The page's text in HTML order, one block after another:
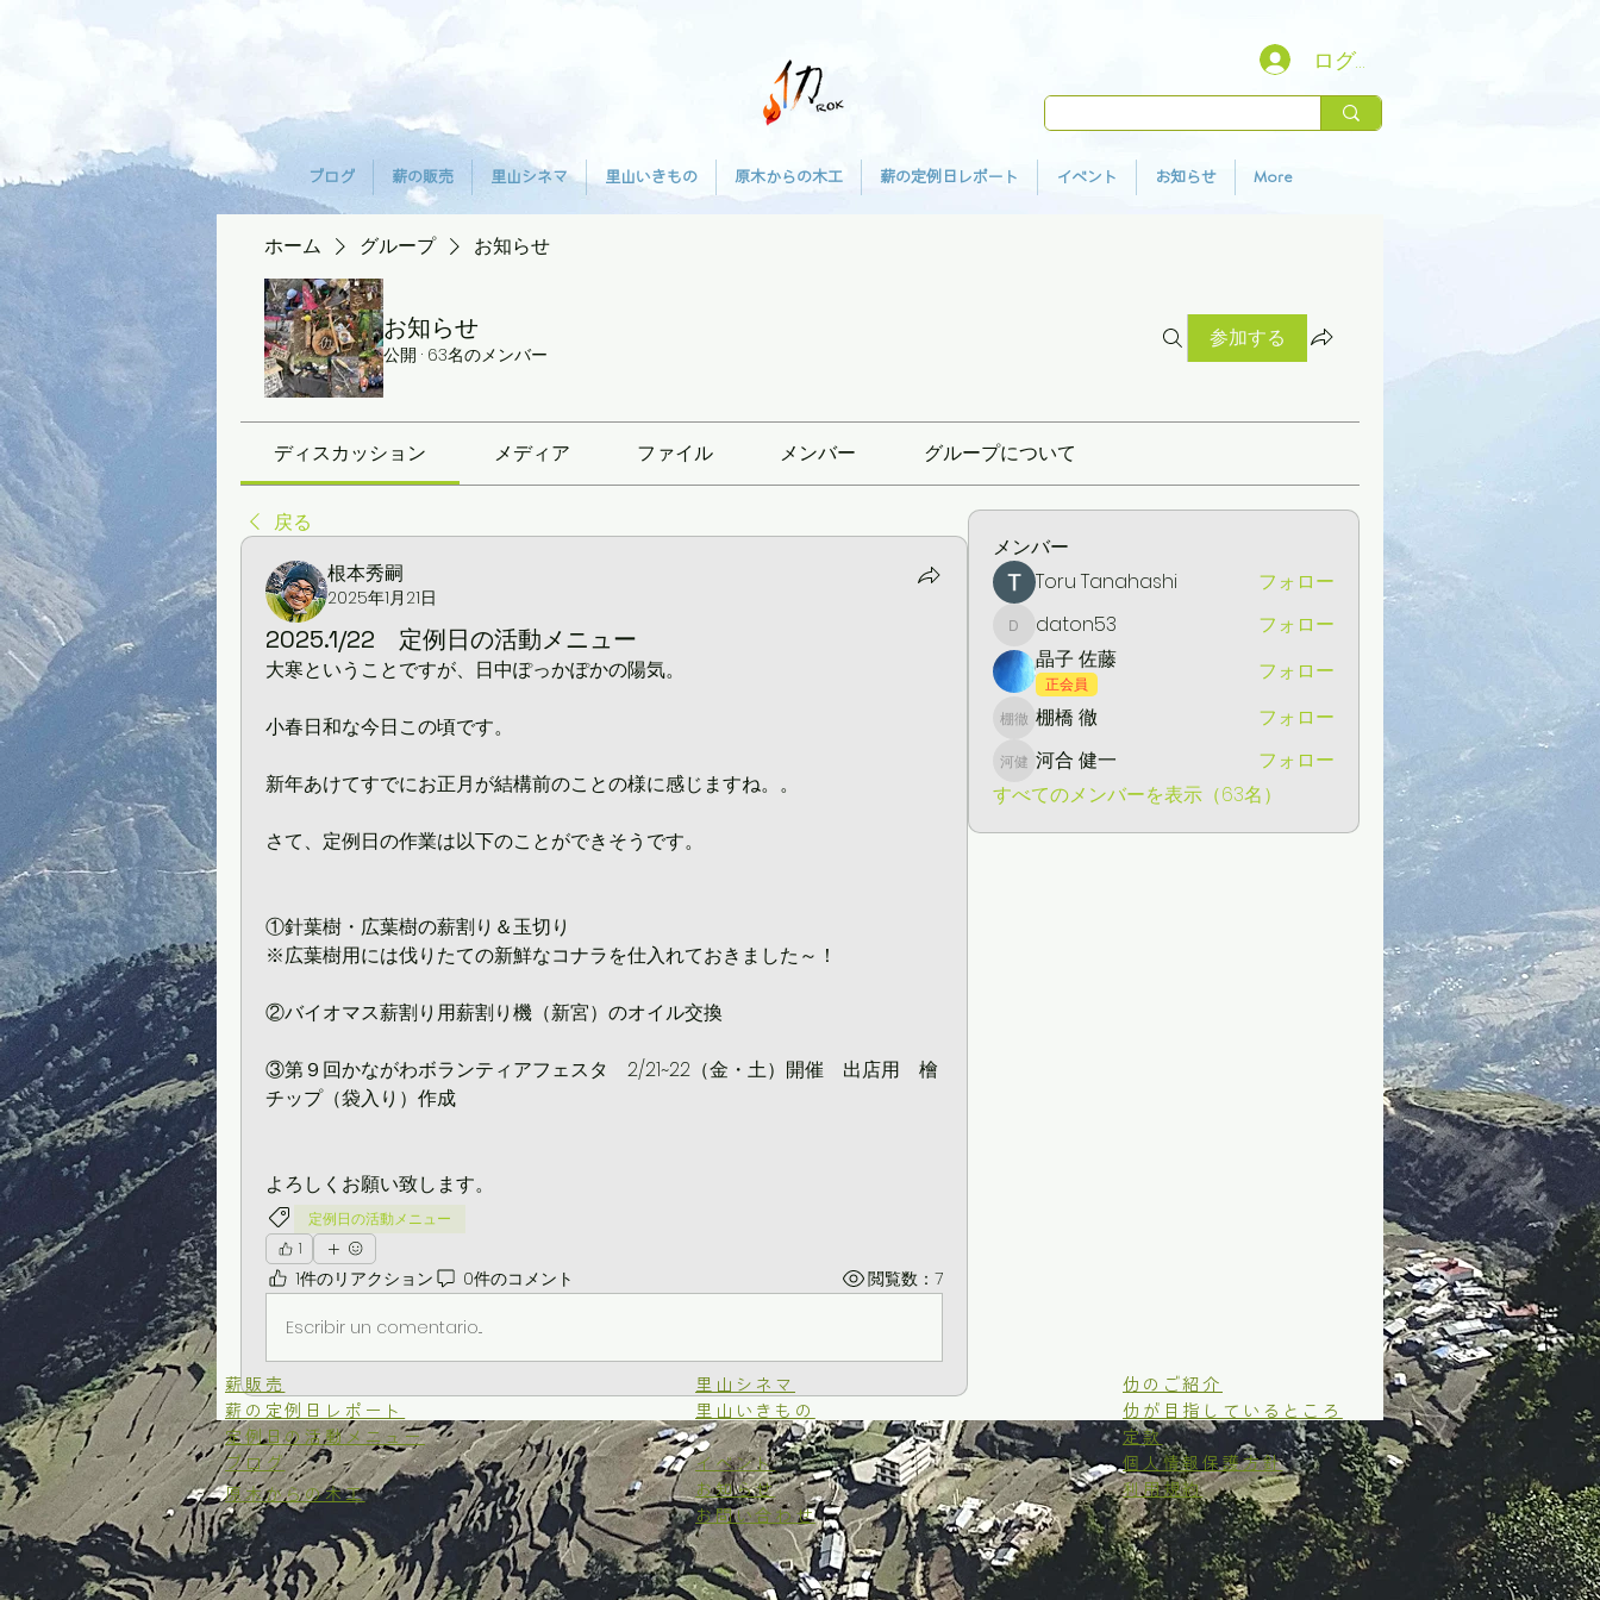
ログイン
ブログ 薪の販売 里山シネマ 里山いきもの 原木からの木工 薪の定例日レポート イベント お知らせ More
ホーム グループ お知らせ
お知らせ
公開 · 63名のメンバー
参加する
ディスカッション メディア ファイル メンバー グループについて
戻る
根本秀嗣
2025年1月21日
2025.1/22 定例日の活動メニュー
大寒ということですが、日中ぽっかぽかの陽気。
小春日和な今日この頃です。
新年あけてすでにお正月が結構前のことの様に感じますね。。
さて、定例日の作業は以下のことができそうです。
①針葉樹・広葉樹の薪割り＆玉切り
※広葉樹用には伐りたての新鮮なコナラを仕入れておきました～！
②バイオマス薪割り用薪割り機（新宮）のオイル交換
③第９回かながわボランティアフェスタ　2/21~22（金・土）開催　出店用　檜
チップ（袋入り）作成
よろしくお願い致します。
定例日の活動メニュー
1
1件のリアクション 0件のコメント 閲覧数：7
Escribir un comentario...
メンバー
Toru Tanahashi フォロー
daton53
daton53
フォロー
晶子 佐藤
正会員 フォロー
棚橋 徹棚橋 徹 フォロー
河合 健一
河合 健一
フォロー
すべてのメンバーを表示（63名）
​薪販売
薪の定例日レポート
定例日の活動メニュー
ブログ
里山シネマ
里山いきもの
仂のご紹介
仂が目指しているところ
定款
イベント
お知らせ
個人情報保護方針
利用規約
お問い合わせ
原木からの木工